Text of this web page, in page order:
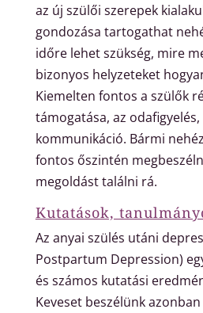
az új szülői szerepek
gondozása tartogathat
időre lehet szükség, mire
bizonyos helyzeteket
Kiemelten fontos a szülők
támogatása, az
kommunikáció. Bármi
fontos őszintén
megoldást találni rá.
Kutatások,
Az anyai szülés utáni
Postpartum Depression)
és számos kutatási
Keveset beszélünk